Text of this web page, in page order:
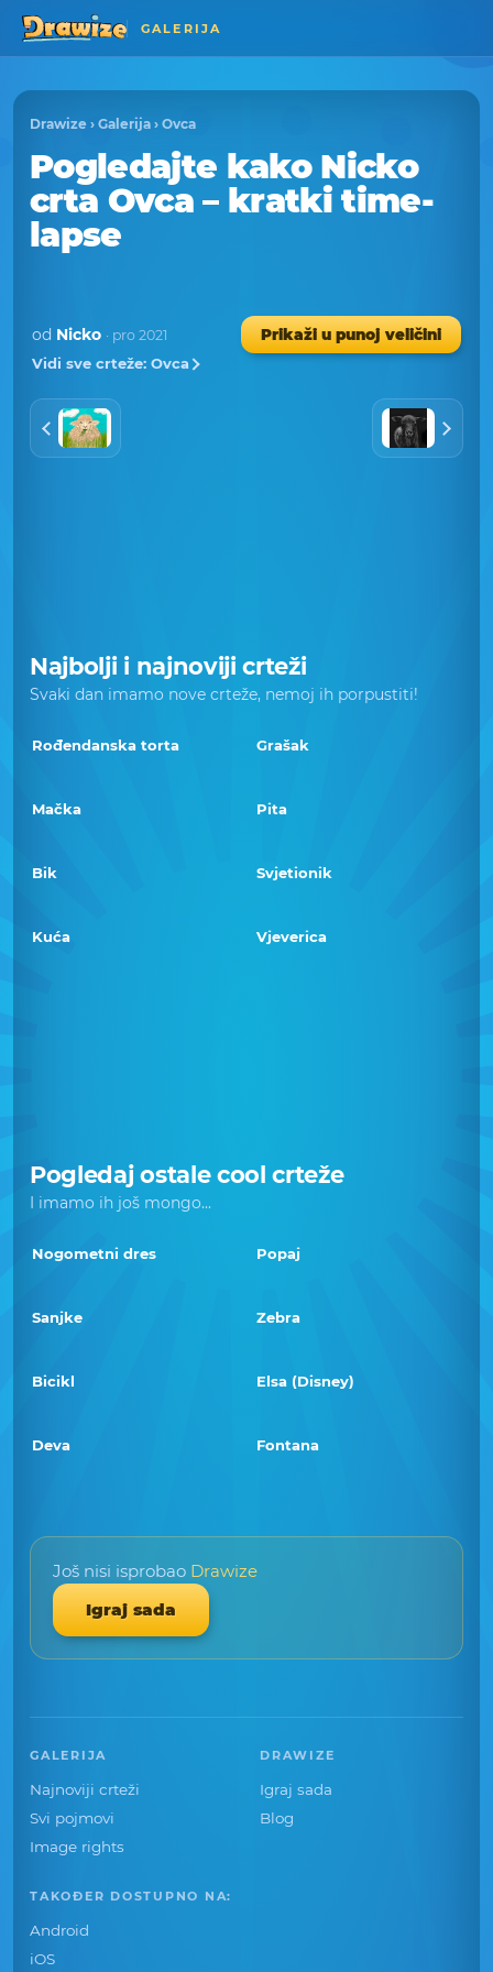
GALERIJA
Drawize › Galerija › Ovca
Pogledajte kako Nicko
crta Ovca – kratki time-
lapse
od Nicko · pro 2021
Prikaži u punoj veličini
Vidi sve crteže: Ovca
Najbolji i najnoviji crteži
Svaki dan imamo nove crteže, nemoj ih porpustiti!
Rođendanska torta Grašak
Mačka Pita
Bik Svjetionik
Kuća Vjeverica
Pogledaj ostale cool crteže
I imamo ih još mongo...
Nogometni dres Popaj
Sanjke Zebra
Bicikl Elsa (Disney)
Deva Fontana
Još nisi isprobao Drawize
Igraj sada
GALERIJA
Najnoviji crteži
Svi pojmovi
Image rights
DRAWIZE
Igraj sada
Blog
TAKOĐER DOSTUPNO NA:
Android
iOS